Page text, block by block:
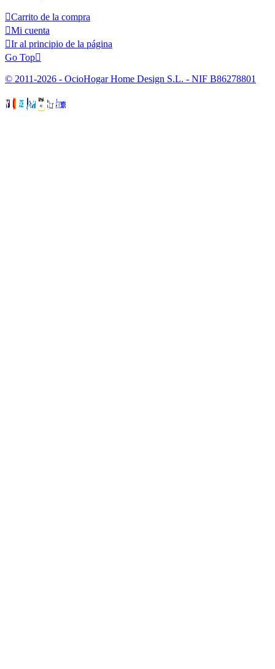
Carrito de la compra
Mi cuenta
Ir al principio de la página
Go Top
© 2011-2026 - OcioHogar Home Design S.L. - NIF B86278801